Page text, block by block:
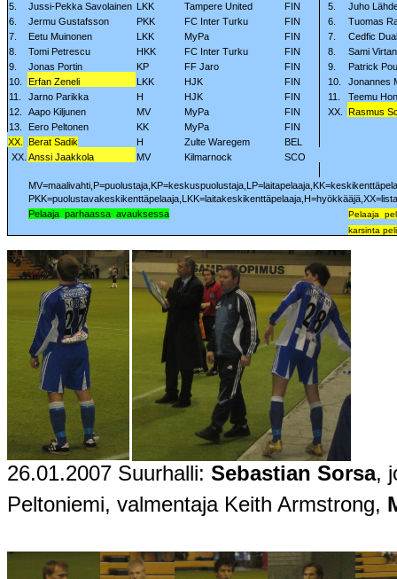
5.
Jussi-Pekka Savolainen LKK Tampere United FIN 5.
Juho
6.
Jermu Gustafsson PKK FC Inter Turku FIN 6.
Tuomas
7.
Eetu Muinonen LKK MyPa FIN 7.
Cedfic
8.
Tomi Petrescu HKK FC Inter Turku FIN 8.
Sami
9.
Jonas Portin KP FF Jaro FIN 9.
Patrick
10.
Erfan Zeneli LKK HJK FIN 10.
Jonannes
11.
Jarno Parikka H HJK FIN 11.
Teemu
12.
Aapo Kiljunen MV MyPa FIN XX.
Rasmus
13.
Eero Peltonen KK MyPa
FIN
XX.
Berat Sadik H Zulte Waregem
BEL
XX. Anssi Jaakkola MV Kilmarnock SCO
Pelaaja parhaassa avauksessa Pelaaja
karsinta
26.01.2007 Suurhalli: Sebastian Sorsa,
Peltoniemi, valmentaja Keith Armstrong,